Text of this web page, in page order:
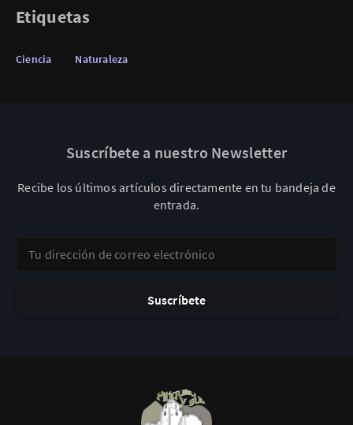
Etiquetas
Ciencia Naturaleza
Suscríbete a nuestro Newsletter
Recibe los últimos artículos directamente en tu bandeja de
entrada.
Suscríbete